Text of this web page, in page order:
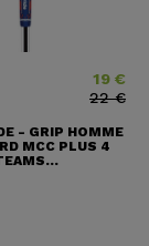
Price19 €
Regular
22 €
- GRIP HOMME
MCC PLUS 4